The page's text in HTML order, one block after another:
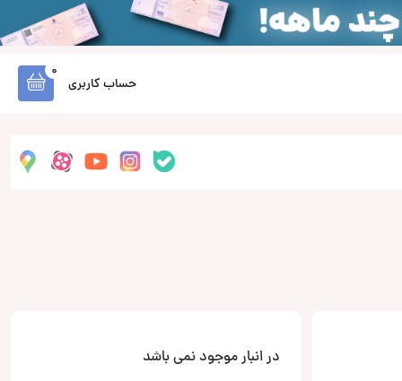
حساب کاربری
0
در انبار موجود نمی باشد